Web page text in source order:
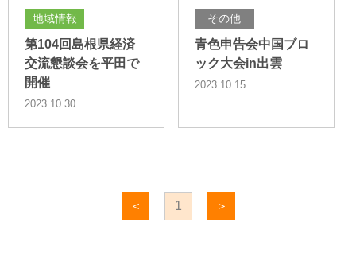
地域情報
第104回島根県経済
交流懇談会を平田で
開催
2023.10.30
その他
青色申告会中国ブロ
ック大会in出雲
2023.10.15
＜ 1 ＞